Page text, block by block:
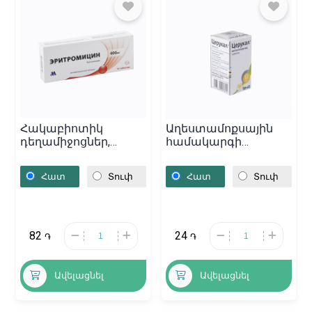
Հակաբիոտիկ
դեղամիջոցներ,
«էրիթրոմիցին» 400մգ,
Հայաստան
Հատ Տուփ
82 ֏
Ավելացնել
Աղեստամոքսային
համակարգի
Դեղահաբեր
«Церукал» 10մգ,
Հատ Տուփ
24 ֏
Ավելացնել